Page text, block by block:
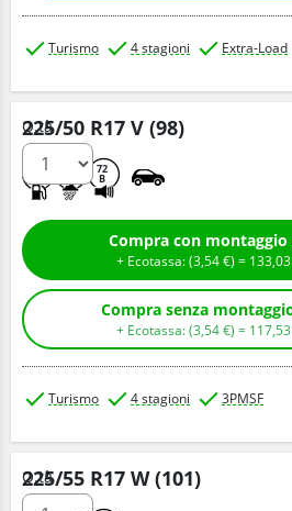
Turismo 4 stagioni Extra-Load
225/50 R17 V (98)
72
B
Q.tà
+ Ecotassa: (3,54€ ) = 133,03
+ Ecotassa: (3,54€ ) = 117,53
Turismo 4 stagioni 3PMSF
225/55 R17 W (101)
Q.tà